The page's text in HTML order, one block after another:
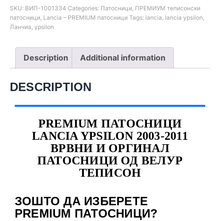
SKU: ВИП-1001334 Categories: Патосници ПРЕМИУМ теписонски
патосници Lancia – PREMIUM патосници Tags: lancia lancia ypsilon
Ланчиа ypsilon
Description Additional information
DESCRIPTION
PREMIUM ПАТОСНИЦИ
LANCIA YPSILON 2003-2011
ВРВНИ И ОРГИНАЛ
ПАТОСНИЦИ ОД ВЕЛУР
ТЕПИСОН
ЗОШТО ДА ИЗБЕРЕТЕ
PREMIUM ПАТОСНИЦИ?